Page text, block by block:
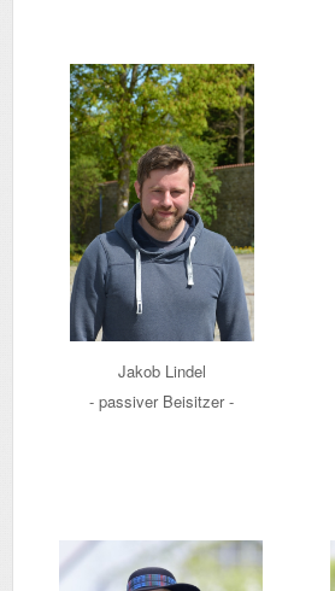
Jakob Lindel
- passiver Beisitzer -